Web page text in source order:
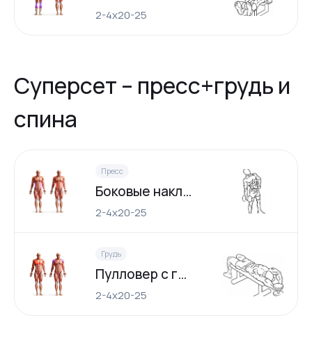
2-4х20-25
Суперсет – пресс+грудь и
спина
Пресс
Боковые наклоны с гантелей
2-4х20-25
Грудь
Пулловер с гантелью лежа
2-4х20-25